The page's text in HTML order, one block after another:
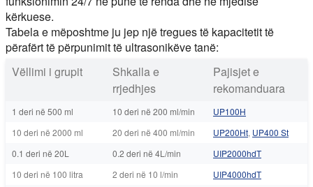
kërkuese.
Tabela e mëposhtme ju jep një tregues të kapacitetit të
përafërt të përpunimit të ultrasonikëve tanë:
Vëllimi i grupit
Shkalla e
rrjedhjes
Pajisjet e
rekomanduara
1 deri në 500 ml 10 deri në 200 ml/min
UP100H
10 deri në 2000 ml
20 deri në 400 ml/min UP200Ht, UP400 St
0.1 deri në 20L
0.2 deri në 4L/min
UIP2000hdT
10 deri në 100 litra
2 deri në 10 l/min
UIP4000hdT